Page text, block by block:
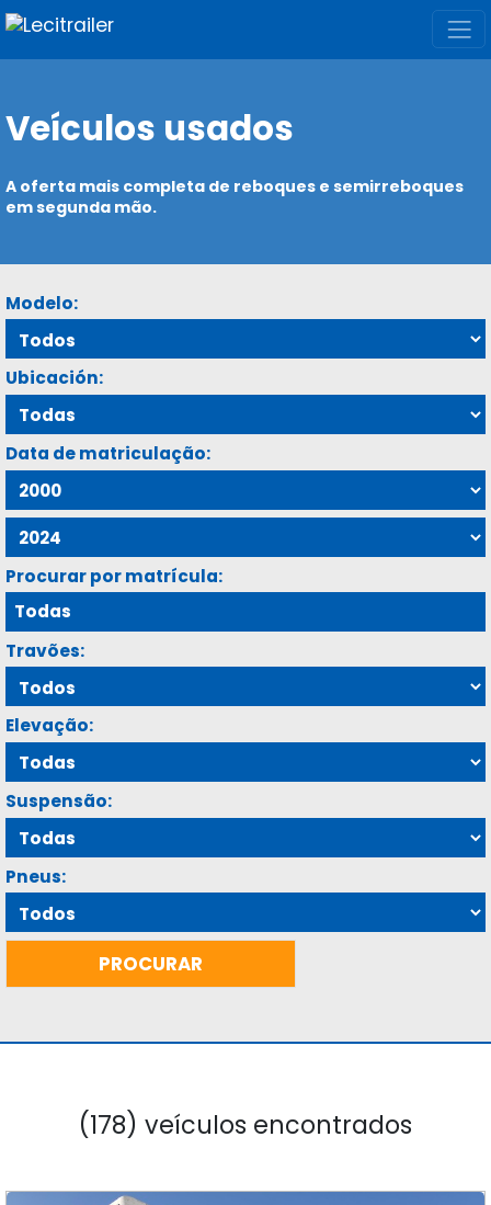
Veículos usados
A oferta mais completa de reboques e semirreboques
em segunda mão.
Modelo:
Ubicación:
Data de matriculação:
Procurar por matrícula:
Travões:
Elevação:
Suspensão:
Pneus:
(178) veículos encontrados